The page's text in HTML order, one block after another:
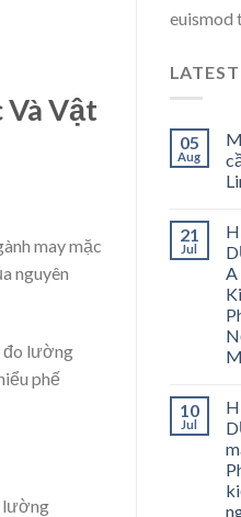
Vật
may mặc
nguyên
đo lường
phế
lường
euismod
05
Aug
21
Jul
A
10
Jul